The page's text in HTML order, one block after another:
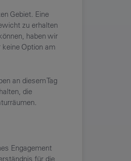
Gebiet. Eine
zu erhalten
haben wir
keine Option am
an diesem Tag
die
Engagement
für die